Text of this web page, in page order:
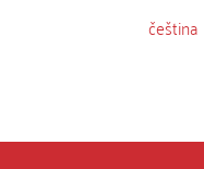
čeština